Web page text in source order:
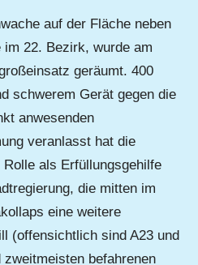
auf der Fläche neben
22. Bezirk, wurde am
geräumt. 400
schwerem Gerät gegen die
anwesenden
veranlasst hat die
als Erfüllungsgehilfe
die mitten im
eine weitere
(offensichtlich sind A23 und
befahrenen